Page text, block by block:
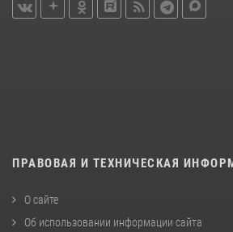
ПРАВОВАЯ И ТЕХНИЧЕСКАЯ
О сайте
Об использовании информации сайта